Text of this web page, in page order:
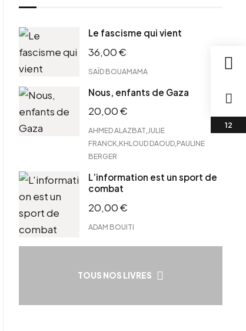
Le fascisme qui vient
36,00€
SAÏD BOUAMAMA
Nous, enfants de Gaza
20,00€
AHMED ALAZBAT JULIE
FRANCK KHLOUD DAOUD PAULINE
BERGER
L’information est un sport de
combat
20,00€
ADAM BOUITI
TOUS NOS LIVRES